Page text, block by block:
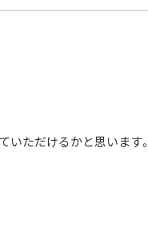
いただけるかと思います。